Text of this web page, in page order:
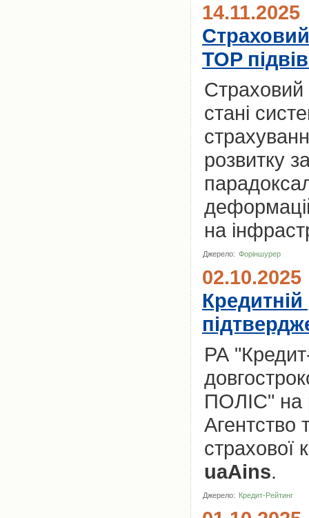
14.11.2025
TOP
Страховий
стані
розвитку
на
Джерело: Форіншурер
02.10.2025
РА
ПОЛІС" на
Агентство
страхової
uaAins.
Джерело: Кредит-Рейтинг